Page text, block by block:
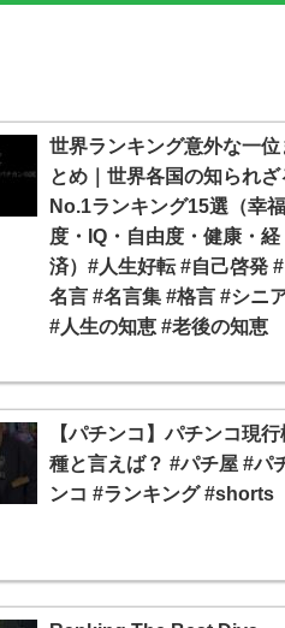
世界ランキング意外な一位
とめ｜世界各国の知られざ
No.1ランキング15選（幸福
度・IQ・自由度・健康・経
済）#人生好転 #自己啓発 #
名言 #名言集 #格言 #シニ
#人生の知恵 #老後の知恵
【パチンコ】パチンコ現行
種と言えば？ #パチ屋 #パ
ンコ #ランキング #shorts